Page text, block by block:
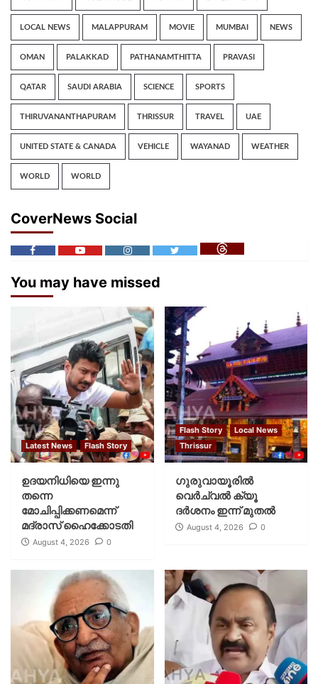
LOCAL NEWS MALAPPURAM MOVIE MUMBAI NEWS
OMAN PALAKKAD PATHANAMTHITTA PRAVASI
QATAR SAUDI ARABIA SCIENCE SPORTS
THIRUVANANTHAPURAM THRISSUR TRAVEL UAE
UNITED STATE & CANADA VEHICLE WAYANAD WEATHER
WORLD WORLD
CoverNews Social
You may have missed
Latest News Flash Story
ഉദയനിധിയെ ഇന്നു
തന്നെ
മോചിപ്പിക്കണമെന്ന്
മദ്രാസ് ഹൈക്കോടതി
August 4, 2026 0
Flash Story
Local News
Thrissur
ഗുരുവായൂരില്‍
വെര്‍ച്വല്‍ ക്യൂ
ദര്‍ശനം ഇന്ന് മുതല്‍
August 4, 2026 0